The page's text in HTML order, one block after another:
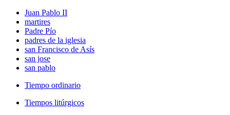
Juan Pablo II
martires
Padre Pío
padres de la iglesia
san Francisco de Asís
san jose
san pablo
Tiempo ordinario
Tiempos litúrgicos